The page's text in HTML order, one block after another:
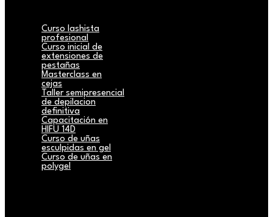
Curso lashista
profesional
Curso inicial de
extensiones de
pestañas
Masterclass en
cejas
Taller semipresencial
de depilacion
definitiva
Capacitación en
HIFU 14D
Curso de uñas
esculpidas en gel
Curso de uñas en
polygel